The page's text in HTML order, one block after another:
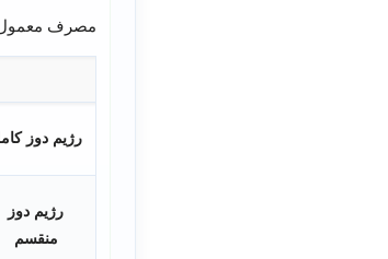
مصرف معمول
رژیم دوز
رژیم دوز
منقسم